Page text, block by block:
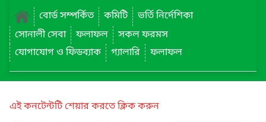
বোর্ড সম্পর্কিত
কমিটি
ভর্তি নির্দেশিকা
সোনালী সেবা
ফলাফল
সকল ফরমস
যোগাযোগ ও ফিডব্যাক
গ্যালারি ফলাফল
এই কনটেন্টটি শেয়ার করতে ক্লিক করুন